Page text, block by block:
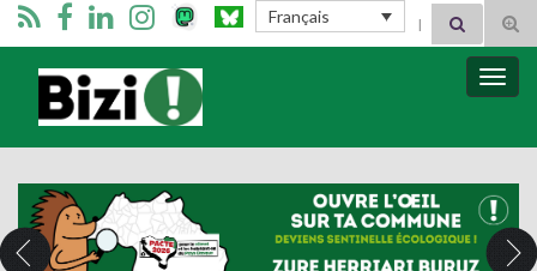
Français Search for:
Bizimugi